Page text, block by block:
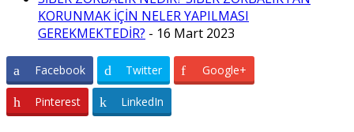
KORUNMAK İÇİN NELER YAPILMASI
GEREKMEKTEDİR? - 16 Mart 2023
Facebook Twitter Google+
Pinterest LinkedIn